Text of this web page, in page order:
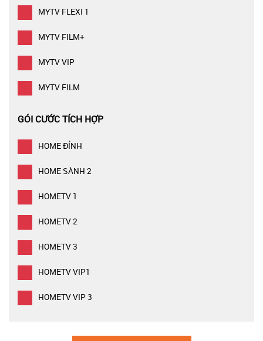
MYTV FLEXI 1
MYTV FILM+
MYTV VIP
MYTV FILM
GÓI CƯỚC TÍCH HỢP
HOME ĐỈNH
HOME SÀNH 2
HOMETV 1
HOMETV 2
HOMETV 3
HOMETV VIP1
HOMETV VIP 3